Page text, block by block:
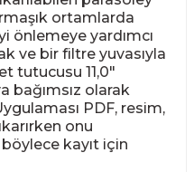
ortamlarda
önlemeye yardımcı
ve bir filtre yuvasıyla
tutucusu 11,0"
bağımsız olarak
PDF, resim,
onu
kayıt için